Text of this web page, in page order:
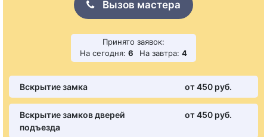
Вызов мастера
Принято заявок:
На сегодня: 6 На завтра: 4
Вскрытие замка от 450 pуб.
Вскрытие замков дверей
подъезда
от 450 pуб.